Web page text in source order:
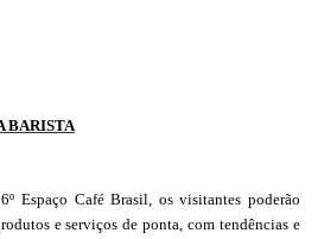
BARISTA
Espaço Café Brasil, os visitantes poderão
e serviços de ponta, com tendências e